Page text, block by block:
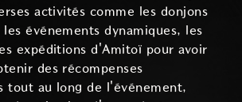
activités comme les donjons
événements dynamiques, les
expéditions d'Amitoï pour avoir
des récompenses
tout au long de l'événement,